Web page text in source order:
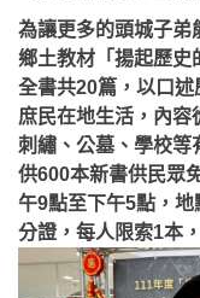
為讓更多的頭城子弟
鄉土教材「揚起歷史
全書共20篇，以口
庶民在地生活，內容
刺繡、公墓、學校等
供600本新書供民眾
午9點至下午5點，
分證，每人限索1本